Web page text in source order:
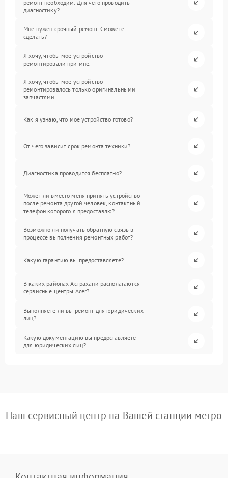
ремонт необходим. Для чего проводить
диагностику?
Мне нужен срочный ремонт. Сможете
сделать?
Я хочу, чтобы мое устройство
ремонтировали при мне.
Я хочу, чтобы мое устройство
ремонтировалось только оригинальными
запчастями.
Как я узнаю, что мое устройство готово?
От чего зависит срок ремонта техники?
Диагностика проводится бесплатно?
Может ли вместо меня принять устройство
после ремонта другой человек, контактный
телефон которого я предоставлю?
Возможно ли получать обратную связь в
процессе выполнения ремонтных работ?
Какую гарантию вы предоставляете?
В каких районах Астрахани располагаются
сервисные центры Acer?
Выполняете ли вы ремонт для юридических
лиц?
Какую документацию вы предоставляете
для юридических лиц?
Наш сервисный центр на Вашей станции метро